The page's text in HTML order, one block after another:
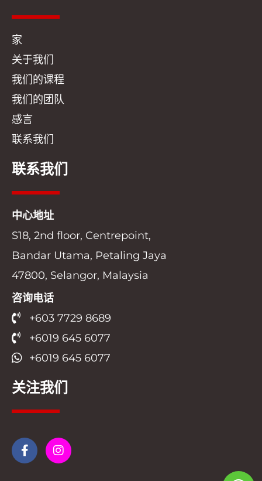
家
关于我们
我们的课程
我们的团队
感言
联系我们
联系我们
中心地址
S18, 2nd floor, Centrepoint,
Bandar Utama, Petaling Jaya
47800, Selangor, Malaysia
咨询电话
+603 7729 8689
+6019 645 6077
+6019 645 6077
关注我们